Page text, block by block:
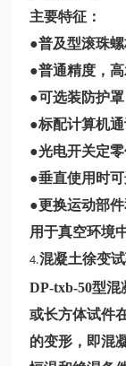
主要特征：
●普及型滚珠
●普通精度，高
●可选装防护罩
●标配计算机通
●光电开关定
●垂直使用时
●更换运动部
用于真空环境中
4.混凝土徐变
DP-txb-50型
或长方体试件
的变形，即混